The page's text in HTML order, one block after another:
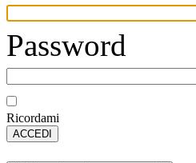
Password
Ricordami
ACCEDI